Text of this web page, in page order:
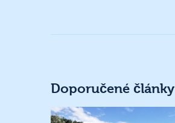
Doporučené články